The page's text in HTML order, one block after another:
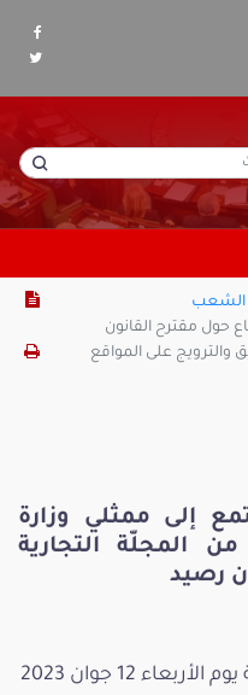
الشعب
حول مقترح القانون
على المواقع
إلى ممثلي وزارة
العدل حول الفصل 411 من المجلّة التجارية
رصيد
عقدت لجنة التشريع العام جلسة يوم الأربعاء 12 جوان 2023